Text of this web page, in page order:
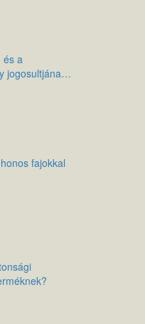
és a
jogosultjának
biztonság
fajokkal